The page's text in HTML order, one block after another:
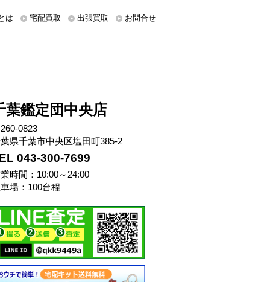
は 宅配買取 出張買取 お問合せ
葉鑑定団中央店
0823
県千葉市中央区塩田町385-2
043-300-7699
時間：10:00～24:00
場：100台程